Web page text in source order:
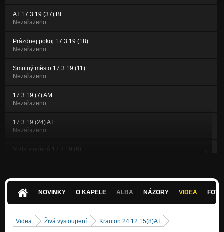
AT 17.3.19 (37) BI
Nezařazeno
Prázdnej pokoj 17.3.19 (18)
Nezařazeno
Smutný město 17.3.19 (11)
Nezařazeno
17.3.19 (7) AM
Nezařazeno
17.3.19 (24) AT
Nezařazeno
Voda studená 17.3.19 (6)
17.3.19 (33) TT
NOVINKY O KAPELE ALBA NÁZORY VIDEA
Videa Živá vystoupení Krauton 24.12.15(8)AT